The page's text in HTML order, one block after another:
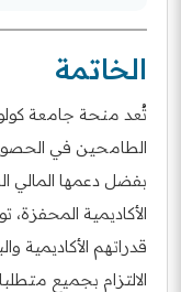
من المواعيد
الخاتمة
تُعد منحة جامعة
الطامحين في
بفضل دعمها المالي
الأكاديمية
قدراتهم الأكاديمية
الالتزام بجميع